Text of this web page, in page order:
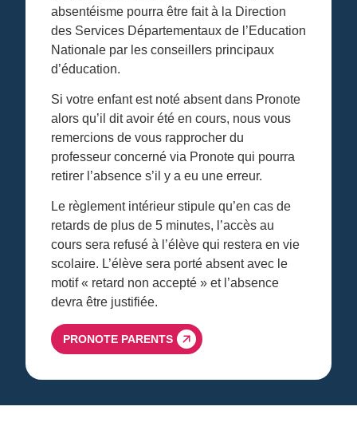
absentéisme pourra être fait à la Direction
des Services Départementaux de l’Education
Nationale par les conseillers principaux
d’éducation.
Si votre enfant est noté absent dans Pronote
alors qu’il dit avoir été en cours, nous vous
remercions de vous rapprocher du
professeur concerné via Pronote qui pourra
retirer l’absence s’il y a eu une erreur.
Le règlement intérieur stipule qu’en cas de
retards de plus de 5 minutes, l’accès au
cours sera refusé à l’élève qui restera en vie
scolaire. L’élève sera porté absent avec le
motif « retard non accepté » et l’absence
devra être justifiée.
PRONOTE PARENTS